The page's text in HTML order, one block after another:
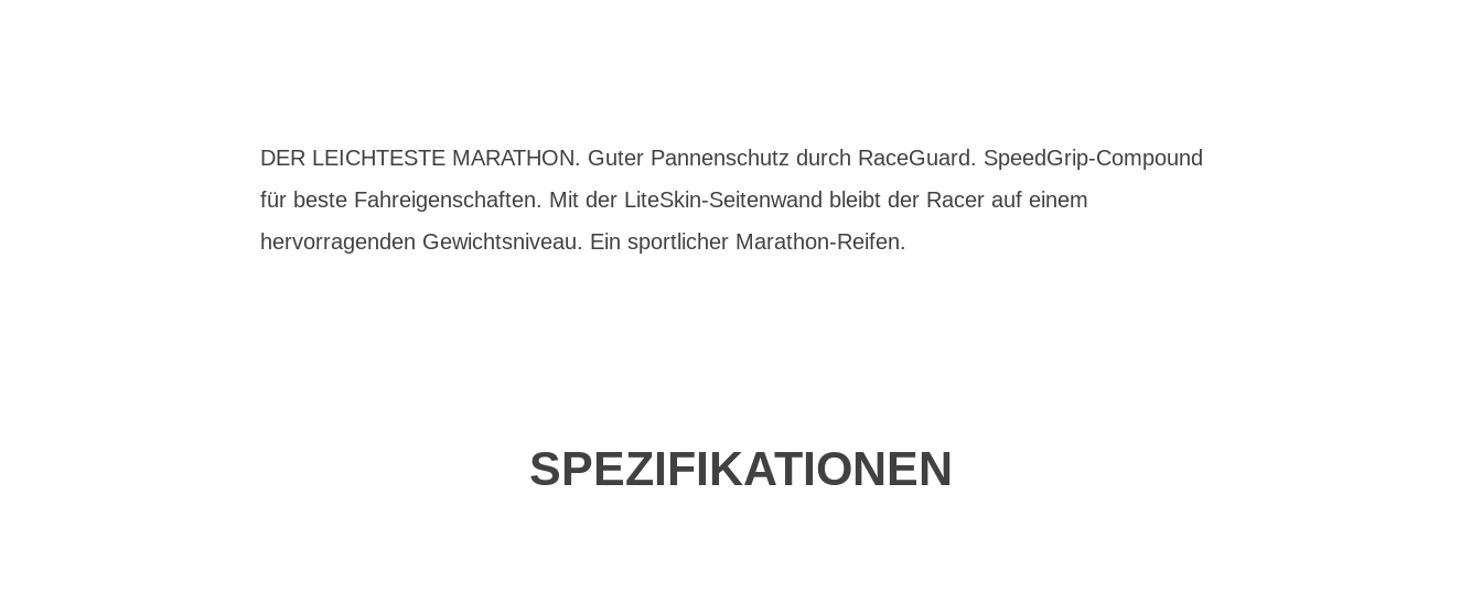
DER LEICHTESTE MARATHON. Guter Pannenschutz durch RaceGuard. SpeedGrip-Compound
für beste Fahreigenschaften. Mit der LiteSkin-Seitenwand bleibt der Racer auf einem
hervorragenden Gewichtsniveau. Ein sportlicher Marathon-Reifen.
SPEZIFIKATIONEN